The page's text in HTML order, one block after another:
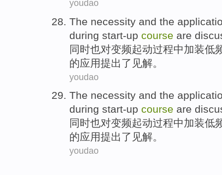
youdao
The necessity and the
during start-up course are
同时也对变频起动过程中加装低
的应用提出了见解。
youdao
The necessity and the
during start-up course are
同时也对变频起动过程中加装低
的应用提出了见解。
youdao